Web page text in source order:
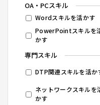
OA・PCスキル
Wordスキルを活かす
PowerPointスキルを
かす
専門スキル
DTP関連スキルを活か
ネットワークスキルを
かす